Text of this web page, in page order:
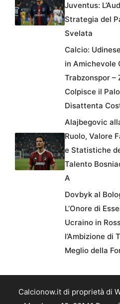
Juventus:
Strategia del
Svelata
Calcio:
in Amichevole
Trabzonspor –
Colpisce il
Disattenta
Alajbegovic
Ruolo, Valore
e Statistiche
Talento
A
Dovbyk al
L’Onore di
Ucraino in
l’Ambizione di
Meglio della
Calcionow.it di proprietà di